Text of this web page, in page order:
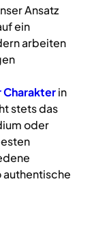
Ansatz
ein
arbeiten
Charakterin
stets das
oder
authentische